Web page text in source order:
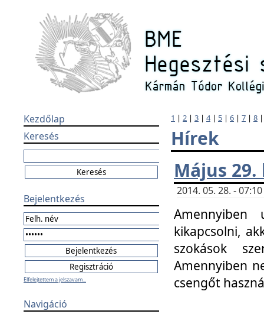
Kezdőlap
Keresés
Bejelentkezés
Elfelejtettem a jelszavam...
Navigáció
1 | 2 | 3 | 4| 5 | 6 | 7 | 8
Hírek
Május
2014. 05. 28. -
kikapcsolni,
szokások
Amennyiben
csengőt